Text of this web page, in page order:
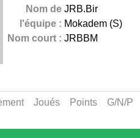
Nom de
l'équipe :
JRB.Bir
Mokadem (S)
Nom court : JRBBM
Joués Points G/N/P